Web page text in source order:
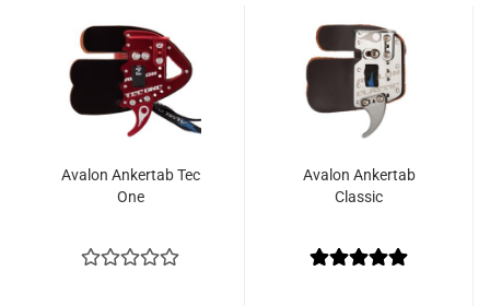
Avalon Ankertab Tec
One
Avalon Ankertab
Classic